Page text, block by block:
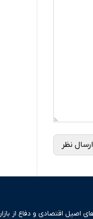
ارسال نظر
اصیل اقتصادی و دفاع از بازار